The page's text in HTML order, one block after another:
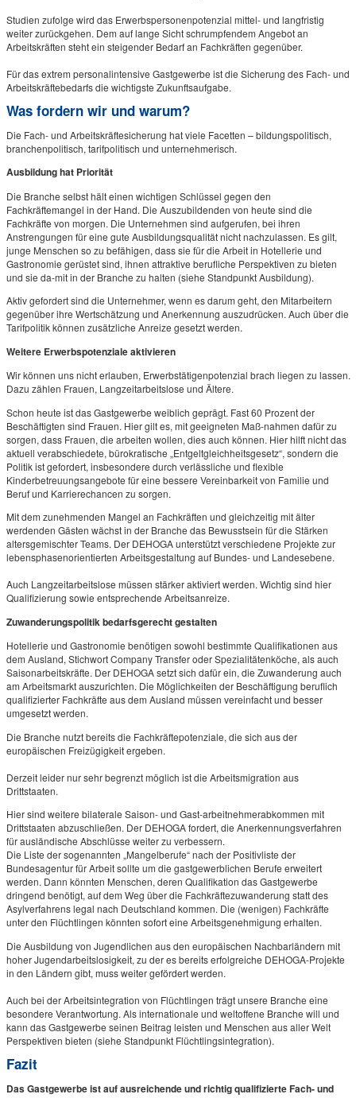
Studien zufolge wird das Erwerbspersonenpotenzial mittel- und langfristig
weiter zurückgehen. Dem auf lange Sicht schrumpfendem Angebot an
Arbeitskräften steht ein steigender Bedarf an Fachkräften gegenüber.
Für das extrem personalintensive Gastgewerbe ist die Sicherung des Fach- und
Arbeitskräftebedarfs die wichtigste Zukunftsaufgabe.
Was fordern wir und warum?
Die Fach- und Arbeitskräftesicherung hat viele Facetten – bildungspolitisch,
branchenpolitisch, tarifpolitisch und unternehmerisch.
Ausbildung hat Priorität
Die Branche selbst hält einen wichtigen Schlüssel gegen den
Fachkräftemangel in der Hand. Die Auszubildenden von heute sind die
Fachkräfte von morgen. Die Unternehmen sind aufgerufen, bei ihren
Anstrengungen für eine gute Ausbildungsqualität nicht nachzulassen. Es gilt,
junge Menschen so zu befähigen, dass sie für die Arbeit in Hotellerie und
Gastronomie gerüstet sind, ihnen attraktive berufliche Perspektiven zu bieten
und sie da-mit in der Branche zu halten (siehe Standpunkt Ausbildung).
Aktiv gefordert sind die Unternehmer, wenn es darum geht, den Mitarbeitern
gegenüber ihre Wertschätzung und Anerkennung auszudrücken. Auch über die
Tarifpolitik können zusätzliche Anreize gesetzt werden.
Weitere Erwerbspotenziale aktivieren
Wir können uns nicht erlauben, Erwerbstätigenpotenzial brach liegen zu lassen.
Dazu zählen Frauen, Langzeitarbeitslose und Ältere.
Schon heute ist das Gastgewerbe weiblich geprägt. Fast 60 Prozent der
Beschäftigten sind Frauen. Hier gilt es, mit geeigneten Maß-nahmen dafür zu
sorgen, dass Frauen, die arbeiten wollen, dies auch können. Hier hilft nicht das
aktuell verabschiedete, bürokratische „Entgeltgleichheitsgesetz“, sondern die
Politik ist gefordert, insbesondere durch verlässliche und flexible
Kinderbetreuungsangebote für eine bessere Vereinbarkeit von Familie und
Beruf und Karrierechancen zu sorgen.
Mit dem zunehmenden Mangel an Fachkräften und gleichzeitig mit älter
werdenden Gästen wächst in der Branche das Bewusstsein für die Stärken
altersgemischter Teams. Der DEHOGA unterstützt verschiedene Projekte zur
lebensphasenorientierten Arbeitsgestaltung auf Bundes- und Landesebene.
Auch Langzeitarbeitslose müssen stärker aktiviert werden. Wichtig sind hier
Qualifizierung sowie entsprechende Arbeitsanreize.
Zuwanderungspolitik bedarfsgerecht gestalten
Hotellerie und Gastronomie benötigen sowohl bestimmte Qualifikationen aus
dem Ausland, Stichwort Company Transfer oder Spezialitätenköche, als auch
Saisonarbeitskräfte. Der DEHOGA setzt sich dafür ein, die Zuwanderung auch
am Arbeitsmarkt auszurichten. Die Möglichkeiten der Beschäftigung beruflich
qualifizierter Fachkräfte aus dem Ausland müssen vereinfacht und besser
umgesetzt werden.
Die Branche nutzt bereits die Fachkräftepotenziale, die sich aus der
europäischen Freizügigkeit ergeben.
Derzeit leider nur sehr begrenzt möglich ist die Arbeitsmigration aus
Drittstaaten.
Hier sind weitere bilaterale Saison- und Gast-arbeitnehmerabkommen mit
Drittstaaten abzuschließen. Der DEHOGA fordert, die Anerkennungsverfahren
für ausländische Abschlüsse weiter zu verbessern.
Die Liste der sogenannten „Mangelberufe“ nach der Positivliste der
Bundesagentur für Arbeit sollte um die gastgewerblichen Berufe erweitert
werden. Dann könnten Menschen, deren Qualifikation das Gastgewerbe
dringend benötigt, auf dem Weg über die Fachkräftezuwanderung statt des
Asylverfahrens legal nach Deutschland kommen. Die (wenigen) Fachkräfte
unter den Flüchtlingen könnten sofort eine Arbeitsgenehmigung erhalten.
Die Ausbildung von Jugendlichen aus den europäischen Nachbarländern mit
hoher Jugendarbeitslosigkeit, zu der es bereits erfolgreiche DEHOGA-Projekte
in den Ländern gibt, muss weiter gefördert werden.
Auch bei der Arbeitsintegration von Flüchtlingen trägt unsere Branche eine
besondere Verantwortung. Als internationale und weltoffene Branche will und
kann das Gastgewerbe seinen Beitrag leisten und Menschen aus aller Welt
Perspektiven bieten (siehe Standpunkt Flüchtlingsintegration).
Fazit
Das Gastgewerbe ist auf ausreichende und richtig qualifizierte Fach- und